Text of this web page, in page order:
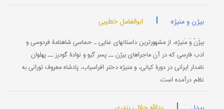
بیژن و منیژه | ابوالفضل خطیبی
بیژَنْ وَ مَنیژه‌، از مشهورترین‌ داستانهای‌ غنایی‌ ـ حماسی‌ شاهنامۀ فردوسی‌ و
ادب‌ فارسی‌ كه‌ در آن‌ ماجراهای‌ بیژن‌ ــ پسر گیو و نوادۀ گودرز ــ پهلوان‌
نامدار ایرانی‌ در دورۀ كیانی‌، و منیژه‌ دختر افراسیاب‌، پادشاه‌ معروف‌ تورانی‌ به‌
نظم‌ درآمده‌ است‌.